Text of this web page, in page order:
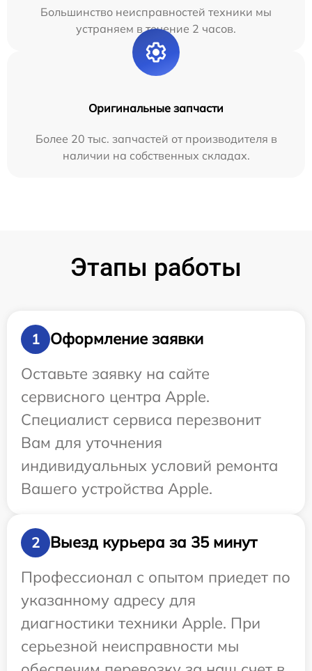
Большинство неисправностей техники мы
устраняем в течение 2 часов.
Оригинальные запчасти
Более 20 тыс. запчастей от производителя в
наличии на собственных складах.
Этапы работы
1
Оформление заявки
Оставьте заявку на сайте
сервисного центра Apple.
Специалист сервиса перезвонит
Вам для уточнения
индивидуальных условий ремонта
Вашего устройства Apple.
2
Выезд курьера за 35 минут
Профессионал с опытом приедет по
указанному адресу для
диагностики техники Apple. При
серьезной неисправности мы